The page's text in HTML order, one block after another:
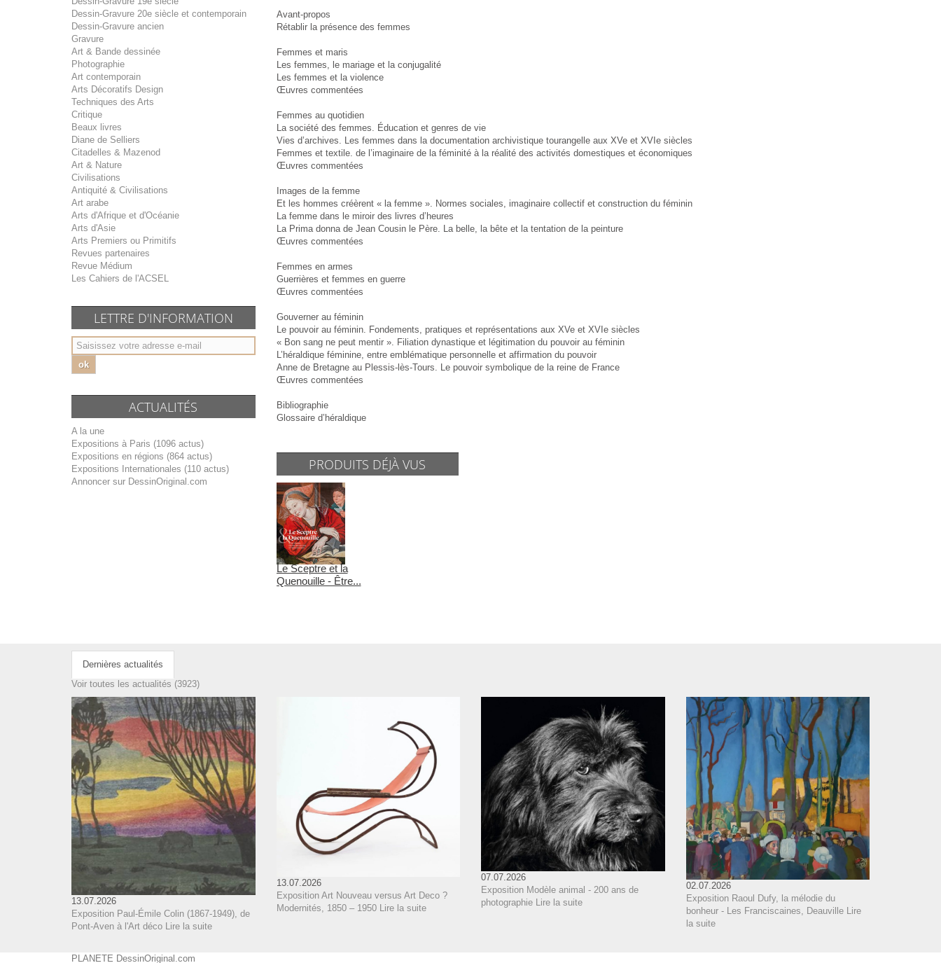
Dessin-Gravure 20e siècle et contemporain
Dessin-Gravure ancien
Gravure
Art & Bande dessinée
Photographie
Art contemporain
Arts Décoratifs Design
Techniques des Arts
Critique
Beaux livres
Diane de Selliers
Citadelles & Mazenod
Art & Nature
Civilisations
Antiquité & Civilisations
Art arabe
Arts d'Afrique et d'Océanie
Arts d'Asie
Arts Premiers ou Primitifs
Revues partenaires
Revue Médium
Les Cahiers de l'ACSEL
LETTRE D'INFORMATION
ok
ACTUALITÉS
A la une
Expositions à Paris (1096 actus)
Expositions en régions (864 actus)
Expositions Internationales (110 actus)
Annoncer sur DessinOriginal.com
Avant-propos
Rétablir la présence des femmes
Femmes et maris
Les femmes, le mariage et la conjugalité
Les femmes et la violence
Œuvres commentées
Femmes au quotidien
La société des femmes. Éducation et genres de vie
Vies d’archives. Les femmes dans la documentation archivistique tourangelle aux XVe et XVIe siècles
Femmes et textile. de l’imaginaire de la féminité à la réalité des activités domestiques et économiques
Œuvres commentées
Images de la femme
Et les hommes créèrent « la femme ». Normes sociales, imaginaire collectif et construction du féminin
La femme dans le miroir des livres d’heures
La Prima donna de Jean Cousin le Père. La belle, la bête et la tentation de la peinture
Œuvres commentées
Femmes en armes
Guerrières et femmes en guerre
Œuvres commentées
Gouverner au féminin
Le pouvoir au féminin. Fondements, pratiques et représentations aux XVe et XVIe siècles
« Bon sang ne peut mentir ». Filiation dynastique et légitimation du pouvoir au féminin
L’héraldique féminine, entre emblématique personnelle et affirmation du pouvoir
Anne de Bretagne au Plessis-lès-Tours. Le pouvoir symbolique de la reine de France
Œuvres commentées
Bibliographie
Glossaire d’héraldique
PRODUITS DÉJÀ VUS
Le Sceptre et la
Quenouille - Être...
Dernières actualités
Voir toutes les actualités (3923)
13.07.2026
Exposition Paul-Émile Colin (1867-1949), de
Pont-Aven à l'Art déco Lire la suite
13.07.2026
Exposition Art Nouveau versus Art Deco ?
Modernités, 1850 – 1950
Lire la suite
07.07.2026
Exposition Modèle animal - 200 ans de
photographie Lire la suite
02.07.2026
Exposition Raoul Dufy, la mélodie du
bonheur - Les Franciscaines, Deauville
Lire
la suite
PLANETE DessinOriginal.com